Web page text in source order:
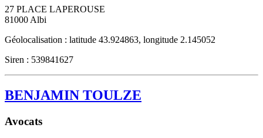
27 PLACE LAPEROUSE
81000 Albi
Géolocalisation : latitude 43.924863, longitude 2.145052
Siren : 539841627
BENJAMIN TOULZE
Avocats